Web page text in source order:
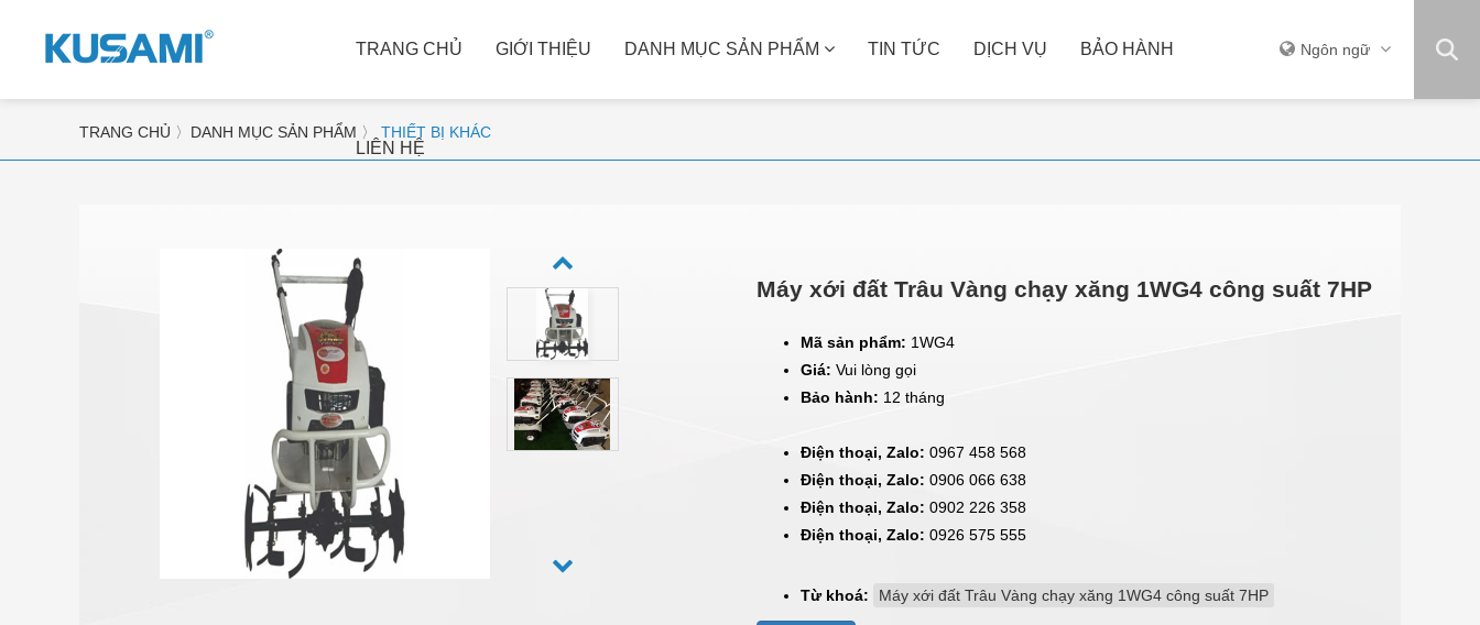
Ngôn ngữ
TRANG CHỦ GIỚI THIỆU DANH MỤC SẢN PHẨM
MÁY TÁCH MÀU
Máy tách màu đá khoáng
sản
Máy tách màu Thóc và Gạo
xô
Máy tách màu đậu và các
loại hạt
Máy tách màu cà phê và
các loại đậu
Cơ sở sản xuất
lượng
TIN TỨC DỊCH VỤ BẢO HÀNH
LIÊN HỆ
TRANG CHỦ 〉 DANH MỤC SẢN PHẨM 〉 THIẾT BỊ KHÁC
Máy xới đất Trâu Vàng chạy xăng 1WG4 công suất 7HP
Mã sản phẩm: 1WG4
Giá: Vui lòng gọi
Bảo hành: 12 tháng
Điện thoại, Zalo: 0967 458 568
Điện thoại, Zalo: 0906 066 638
Điện thoại, Zalo: 0902 226 358
Điện thoại, Zalo: 0926 575 555
Từ khoá: Máy xới đất Trâu Vàng chạy xăng 1WG4 công suất 7HP